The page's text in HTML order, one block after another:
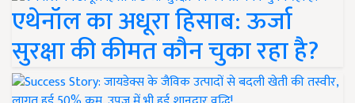
एथेनॉल का अधूरा हिसाब: ऊर्जा
सुरक्षा की कीमत कौन चुका रहा है?